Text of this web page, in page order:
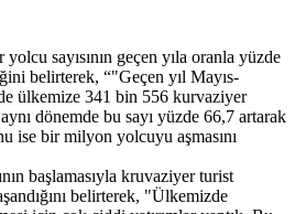
sayısının geçen yıla oranla yüzde
belirterek, “"Geçen yıl Mayıs-
ülkemize 341 bin 556 kurvaziyer
dönemde bu sayı yüzde 66,7 artarak
ise bir milyon yolcuyu aşmasını
başlamasıyla kruvaziyer turist
belirterek, "Ülkemizde